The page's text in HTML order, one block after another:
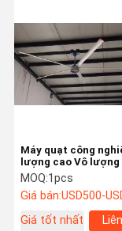
Máy quạt công
lượng cao Vô lượng
MOQ:1pcs
Giá bán:USD500-
Giá tốt nhất